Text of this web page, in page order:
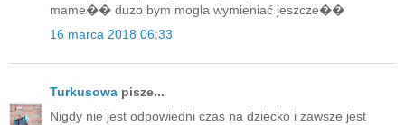
mame�� duzo bym mogla wymieniać jeszcze��
16 marca 2018 06:33
Turkusowa pisze...
Nigdy nie jest odpowiedni czas na dziecko i zawsze jest